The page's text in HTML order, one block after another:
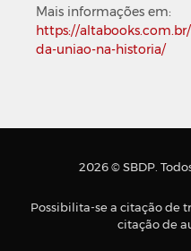
Mais informações em:
https://
da-uniao-na-historia/
2026 © SBDP.
Possibilita-se a citação de
citação de